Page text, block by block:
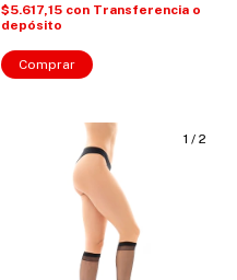
$5.617,15 con Transferencia o
depósito
Comprar
1 / 2